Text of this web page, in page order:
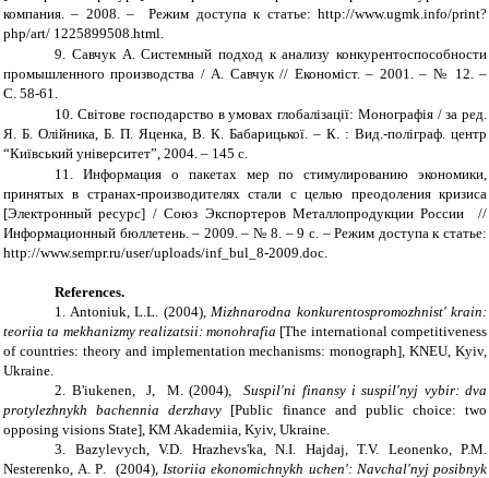
компания. – 2008. – Режим доступа к статье: http://www.ugmk.info/print?
php/art/ 1225899508.html.
9.
Савчук А. Системный подход к анализу конкурентоспособности
промышленного производства / А. Савчук // Економіст. – 2001. – № 12. –
С. 58-61.
10. Світове господарство в умовах глобалізації: Монографія / за ред.
Я. Б. Олійника, Б. П. Яценка, В. К. Бабарицької. – К. : Вид.-поліграф. центр
“Київський університет”, 2004. – 145 с.
11.
Информация о пакетах мер по стимулированию экономики,
принятых в странах-производителях стали с целью преодоления кризиса
[Электронный ресурс] / Союз Экспортеров Металлопродукции России //
Информационный бюллетень. – 2009. – № 8. – 9 с. – Режим доступа к статье:
http://www.sempr.ru/user/uploads/inf_bul_8-2009.doc
References.
1. Antoniuk L.L. (2004), Mizhnarodna konkurentospromozhnist' krain:
teoriia ta mekhanizmy realizatsii: monohrafia [The international competitiveness
of countries: theory and implementation mechanisms:monograph],KNEU , Kyiv,
Ukraine.
2. B'iukenen,J, M.(2004),Suspil'ni finansy i suspil'nyj vybir: dva
protylezhnykh bachennia derzhavy [Public finance and public choice: two
opposing visions State], KM Akademiia, Kyiv, Ukraine
3. Bazylevych ,V.D. Hrazhevs'ka N.I. Hajdaj ,T.V. Leonenko
P.M.
Nesterenko A. P (2004), Istoriia ekonomichnykh uchen': Navchal'nyj posibnyk